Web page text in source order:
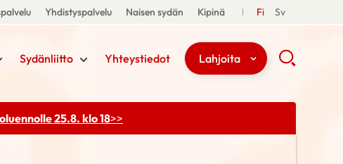
Yhdistyspalvelu Naisen sydän Kipinä Fi Sv
Sydänliitto Yhteystiedot Lahjoita
25.8. klo 18>>